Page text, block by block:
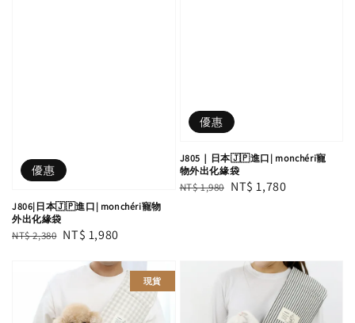
優惠
J806|日本🇯🇵進口| monchéri寵物
外出化緣袋
Regular
NT$ 2,380 Sale
NT$ 1,980
優惠
J805｜日本🇯🇵進口| monchéri寵
物外出化緣袋
Regular
NT$ 1,980 Sale
NT$ 1,780
現貨